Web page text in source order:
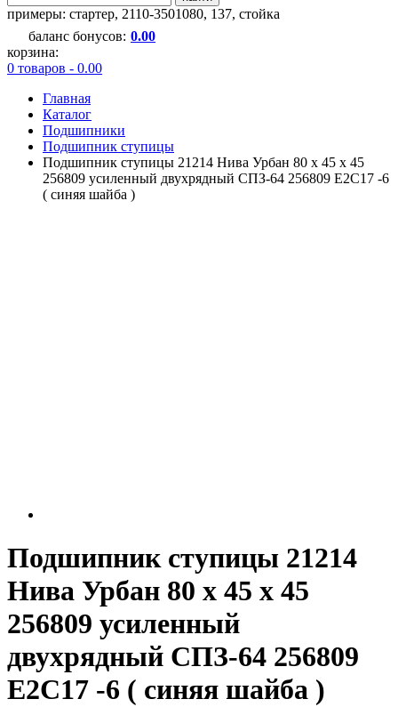
примеры: стартер, 2110-3501080, 137, стойка
баланс бонусов: 0.00
корзина:
0 товаров - 0.00
Главная
Каталог
Подшипники
Подшипник ступицы
Подшипник ступицы 21214 Нива Урбан 80 х 45 х 45
256809 усиленный двухрядный СПЗ-64 256809 E2C17 -6
( синяя шайба )
Подшипник ступицы 21214
Нива Урбан 80 х 45 х 45
256809 усиленный
двухрядный СПЗ-64 256809
E2C17 -6 ( синяя шайба )